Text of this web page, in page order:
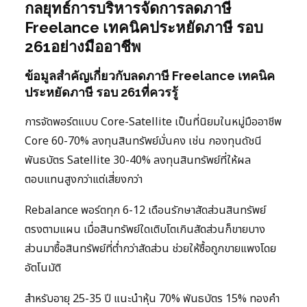
กลยุทธ์การบริหารจัดการลดภาษี
Freelance เทคนิคประหยัดภาษี รอบ
261อย่างมืออาชีพ
ข้อมูลสำคัญเกี่ยวกับลดภาษี Freelance เทคนิค
ประหยัดภาษี รอบ 261ที่ควรรู้
การจัดพอร์ตแบบ Core-Satellite เป็นที่นิยมในหมู่มืออาชีพ
Core 60-70% ลงทุนสินทรัพย์มั่นคง เช่น กองทุนดัชนี
พันธบัตร Satellite 30-40% ลงทุนสินทรัพย์ที่ให้ผล
ตอบแทนสูงกว่าแต่เสี่ยงกว่า
Rebalance พอร์ตทุก 6-12 เดือนรักษาสัดส่วนสินทรัพย์
ตรงตามแผน เมื่อสินทรัพย์ใดเติบโตเกินสัดส่วนก็ขายบาง
ส่วนมาซื้อสินทรัพย์ที่ต่ำกว่าสัดส่วน ช่วยให้ซื้อถูกขายแพงโดย
อัตโนมัติ
สำหรับอายุ 25-35 ปี แนะนำหุ้น 70% พันธบัตร 15% ทองคำ